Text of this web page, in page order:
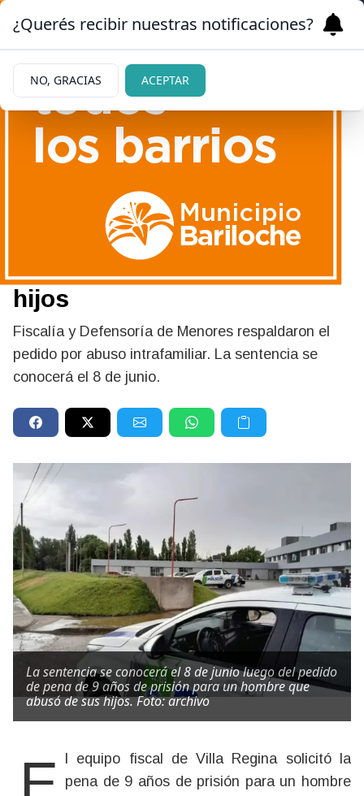
Tras declararlo culpable,
piden 9 años de cárcel para
un hombre por abuso de sus
hijos
Fiscalía y Defensoría de Menores respaldaron el
pedido por abuso intrafamiliar. La sentencia se
conocerá el 8 de junio.
La sentencia se conocerá el 8 de junio luego del pedido
de pena de 9 años de prisión para un hombre que
abusó de sus hijos. Foto: archivo
El equipo fiscal de Villa Regina solicitó la pena de 9 años de prisión para un hombre
¿Querés recibir nuestras notificaciones?
NO, GRACIAS ACEPTAR